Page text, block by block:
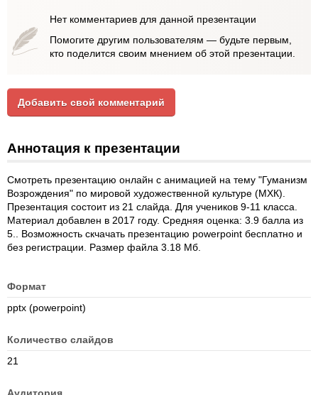
Нет комментариев для данной презентации
Помогите другим пользователям — будьте первым,
кто поделится своим мнением об этой презентации.
Добавить свой комментарий
Аннотация к презентации
Смотреть презентацию онлайн с анимацией на тему "Гуманизм
Возрождения" по мировой художественной культуре (МХК).
Презентация состоит из 21 слайда. Для учеников 9-11 класса.
Материал добавлен в 2017 году. Средняя оценка: 3.9 балла из
5.. Возможность скчачать презентацию powerpoint бесплатно и
без регистрации. Размер файла 3.18 Мб.
Формат
pptx (powerpoint)
Количество слайдов
21